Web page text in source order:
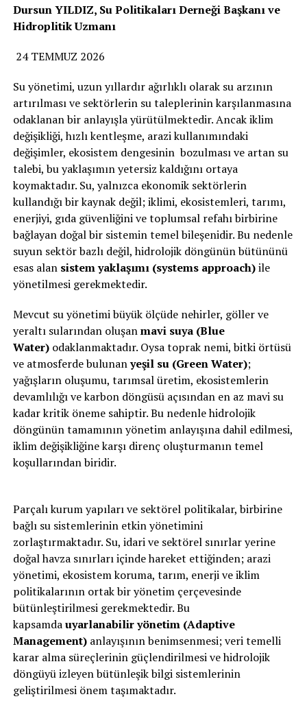
Dursun YILDIZ, Su Politikaları Derneği Başkanı ve
Hidroplitik Uzmanı
24 TEMMUZ 2026
Su yönetimi, uzun yıllardır ağırlıklı olarak su arzının
artırılması ve sektörlerin su taleplerinin karşılanmasına
odaklanan bir anlayışla yürütülmektedir. Ancak iklim
değişikliği, hızlı kentleşme, arazi kullanımındaki
değişimler, ekosistem dengesinin bozulması ve artan su
talebi, bu yaklaşımın yetersiz kaldığını ortaya
koymaktadır. Su, yalnızca ekonomik sektörlerin
kullandığı bir kaynak değil; iklimi, ekosistemleri, tarımı,
enerjiyi, gıda güvenliğini ve toplumsal refahı birbirine
bağlayan doğal bir sistemin temel bileşenidir. Bu nedenle
suyun sektör bazlı değil, hidrolojik döngünün bütününü
esas alan sistem yaklaşımı (systems approach)ile
yönetilmesi gerekmektedir.
Mevcut su yönetimi büyük ölçüde nehirler, göller ve
yeraltı sularından oluşanmavi suya (Blue
Water)odaklanmaktadır. Oysa toprak nemi, bitki örtüsü
ve atmosferde bulunanyeşil su (Green Water);
yağışların oluşumu, tarımsal üretim, ekosistemlerin
devamlılığı ve karbon döngüsü açısından en az mavi su
kadar kritik öneme sahiptir. Bu nedenle hidrolojik
döngünün tamamının yönetim anlayışına dahil edilmesi,
iklim değişikliğine karşı direnç oluşturmanın temel
koşullarından biridir.
Parçalı kurum yapıları ve sektörel politikalar, birbirine
bağlı su sistemlerinin etkin yönetimini
zorlaştırmaktadır. Su, idari ve sektörel sınırlar yerine
doğal havza sınırları içinde hareket ettiğinden; arazi
yönetimi, ekosistem koruma, tarım, enerji ve iklim
politikalarının ortak bir yönetim çerçevesinde
bütünleştirilmesi gerekmektedir. Bu
kapsamdauyarlanabilir yönetim (Adaptive
Management)anlayışının benimsenmesi; veri temelli
karar alma süreçlerinin güçlendirilmesi ve hidrolojik
döngüyü izleyen bütünleşik bilgi sistemlerinin
geliştirilmesi önem taşımaktadır.